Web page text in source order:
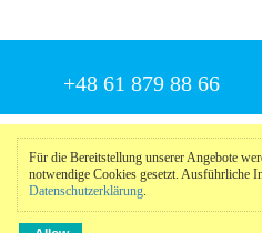
+48 61 879 88 66
© 2025
Impressum|
Für die Bereitstellung unserer Angebote
notwendige Cookies gesetzt. Ausführliche
Datenschutzerklärung.